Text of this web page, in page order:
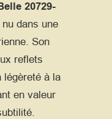
20729-
dans une
Son
reflets
légèreté à la
en valeur